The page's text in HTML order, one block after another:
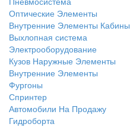
Оптические Элементы
Внутренние Элементы Кабины
Выхлопная система
Электрооборудование
Кузов Наружные Элементы
Внутренние Элементы
Фургоны
Спринтер
Автомобили На Продажу
Гидроборта